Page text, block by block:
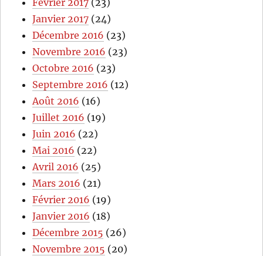
Février 2017 (23)
Janvier 2017 (24)
Décembre 2016 (23)
Novembre 2016 (23)
Octobre 2016 (23)
Septembre 2016 (12)
Août 2016 (16)
Juillet 2016 (19)
Juin 2016 (22)
Mai 2016 (22)
Avril 2016 (25)
Mars 2016 (21)
Février 2016 (19)
Janvier 2016 (18)
Décembre 2015 (26)
Novembre 2015 (20)